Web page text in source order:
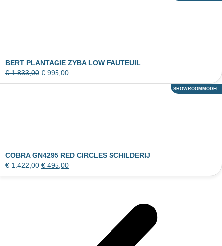
BERT PLANTAGIE ZYBA LOW FAUTEUIL
€1.833,00 € 995,00
ACTIE
SHOWROOMMODEL
COBRA GN4295 RED CIRCLES SCHILDERIJ
€1.422,00 € 495,00